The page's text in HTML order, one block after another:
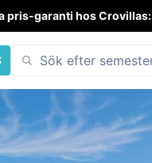
pris-garanti hos Crovillas: